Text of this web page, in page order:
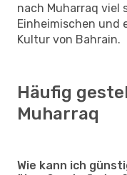
nach Muharraq viel
Einheimischen und
Kultur von Bahrain.
Häufig
Muharraq
Wie kann ich